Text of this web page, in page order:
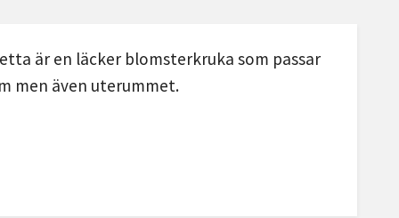
är en läcker blomsterkruka som passar
men även uterummet.